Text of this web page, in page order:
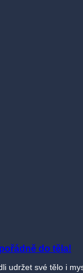
do těla!
udržet své tělo i